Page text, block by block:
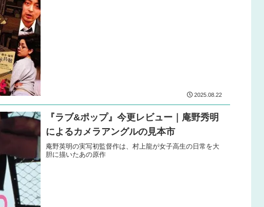
2025.08.22
『ラブ&ポップ』今更レビュー｜庵野秀明
によるカメラアングルの見本市
庵野英明の実写初監督作は、村上龍が女子高生の日常を大
胆に描いたあの原作